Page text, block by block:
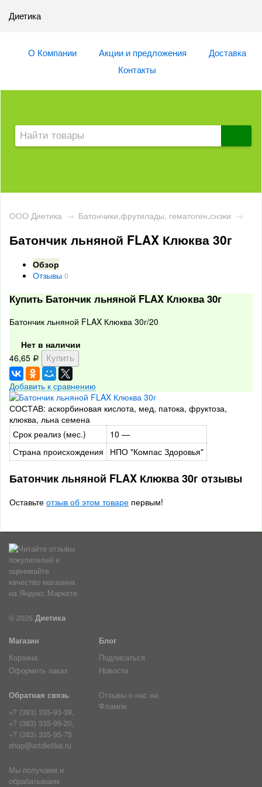
Диетика
О Компании Акции и предложения
Доставка
Контакты
ООО Диетика → Батончики,фрутилады, гематоген,снэки →
Батончик льняной FLAX Клюква 30г
Обзор
Отзывы 0
Купить Батончик льняной FLAX Клюква 30г
Батончик льняной FLAX Клюква 30г/20
Нет в наличии
46,65 Р
Добавить к сравнению
СОСТАВ: аскорбиновая кислота, мед, патока, фруктоза,
клюква, льна семена
Срок реализ (мес.)
10 —
Страна происхождения
НПО "Компас Здоровья"
Батончик льняной FLAX Клюква 30г отзывы
Оставьте отзыв об этом товаре первым!
© 2026 Диетика
Магазин
Корзина
Оформить заказ
Блог
Подписаться
Новости
Обратная связь
+7 (383) 335-93-38,
+7 (383) 335-99-20,
+7 (383) 335-95-75
shop@artdietika.ru
Отзывы о нас на
Флампе
Мы получаем и
обрабатываем